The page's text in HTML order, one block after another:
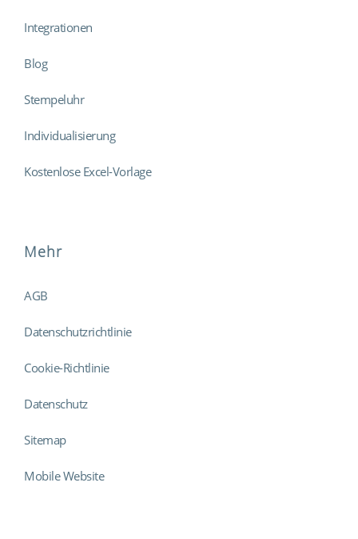
Integrationen
Blog
Stempeluhr
Individualisierung
Kostenlose Excel-Vorlage
Mehr
AGB
Datenschutzrichtlinie
Cookie-Richtlinie
Datenschutz
Sitemap
Mobile Website